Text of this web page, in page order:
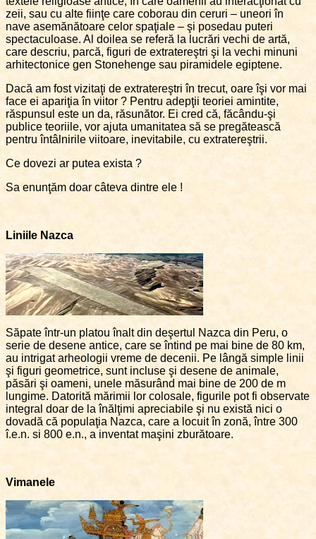
zeii, sau cu alte fiinţe care coborau din ceruri – uneori în
nave asemănătoare celor spaţiale – şi posedau puteri
spectaculoase. Al doilea se referă la lucrări vechi de artă,
care descriu, parcă, figuri de extratereştri şi la vechi minuni
arhitectonice gen Stonehenge sau piramidele egiptene.
Dacă am fost vizitaţi de extratereştri în trecut, oare îşi vor mai
face ei apariţia în viitor ? Pentru adepţii teoriei amintite,
răspunsul este un da, răsunător. Ei cred că, făcându-şi
publice teoriile, vor ajuta umanitatea să se pregătească
pentru întâlnirile viitoare, inevitabile, cu extratereştrii.
Ce dovezi ar putea exista ?
Sa enunţăm doar câteva dintre ele !
Liniile Nazca
Săpate într-un platou înalt din deşertul Nazca din Peru, o
serie de desene antice, care se întind pe mai bine de 80 km,
au intrigat arheologii vreme de decenii. Pe lângă simple linii
şi figuri geometrice, sunt incluse şi desene de animale,
păsări şi oameni, unele măsurând mai bine de 200 de m
lungime. Datorită mărimii lor colosale, figurile pot fi observate
integral doar de la înălţimi apreciabile şi nu există nici o
dovadă că populaţia Nazca, care a locuit în zonă, între 300
î.e.n. si 800 e.n., a inventat maşini zburătoare.
Vimanele